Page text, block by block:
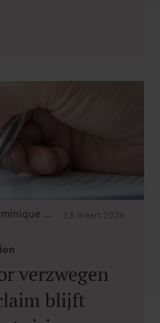
Michiel Teekens, Dominique Beerenfenger 13 maart 2026
verzwegen
blijft